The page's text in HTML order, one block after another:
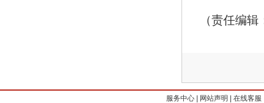
（责任编
服务中心 网站声明 在线客服